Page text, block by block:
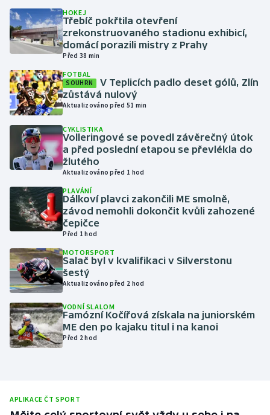
Golf
Gymnastika
Jezdectví
Judo
Krasobruslení
Lyže a snowboard
Moderní pětiboj
Motorsport
Olympijské hry
Parasport
Ragby
HOKEJ
Třebíč pokřtila otevření
zrekonstruovaného stadionu exhibicí,
domácí porazili mistry z Prahy
Před 38 min
FOTBAL
SOUHRN
V Teplicích padlo deset gólů, Zlín
zůstává nulový
Aktualizováno před 51 min
CYKLISTIKA
Volleringové se povedl závěrečný útok
a před poslední etapou se převlékla do
žlutého
Aktualizováno před 1 hod
PLAVÁNÍ
Dálkoví plavci zakončili ME smolně,
závod nemohli dokončit kvůli zahozené
čepičce
Před 1 hod
MOTORSPORT
Salač byl v kvalifikaci v Silverstonu
šestý
Aktualizováno před 2 hod
VODNÍ SLALOM
Famózní Kočířová získala na juniorském
ME den po kajaku titul i na kanoi
Před 2 hod
APLIKACE ČT SPORT